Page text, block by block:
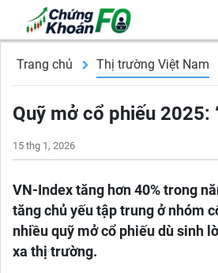
Trang chủ Thị trường Việt Nam
Quỹ mở cổ phiếu 2025:
15 thg 1, 2026
VN-Index tăng hơn 40% trong
tăng chủ yếu tập trung ở nhóm
nhiều quỹ mở cổ phiếu dù sinh
xa thị trường.